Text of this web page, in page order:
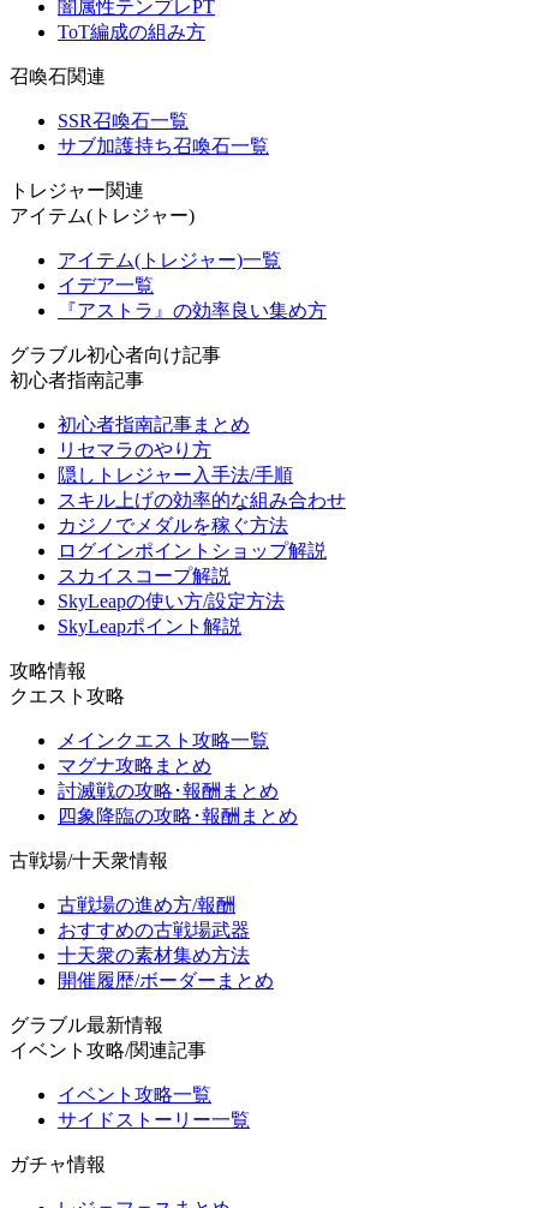
闇属性テンプレPT
ToT編成の組み方
召喚石関連
SSR召喚石一覧
サブ加護持ち召喚石一覧
トレジャー関連
アイテム(トレジャー)
アイテム(トレジャー)一覧
イデア一覧
『アストラ』の効率良い集め方
グラブル初心者向け記事
初心者指南記事
初心者指南記事まとめ
リセマラのやり方
隠しトレジャー入手法/手順
スキル上げの効率的な組み合わせ
カジノでメダルを稼ぐ方法
ログインポイントショップ解説
スカイスコープ解説
SkyLeapの使い方/設定方法
SkyLeapポイント解説
攻略情報
クエスト攻略
メインクエスト攻略一覧
マグナ攻略まとめ
討滅戦の攻略･報酬まとめ
四象降臨の攻略･報酬まとめ
古戦場/十天衆情報
古戦場の進め方/報酬
おすすめの古戦場武器
十天衆の素材集め方法
開催履歴/ボーダーまとめ
グラブル最新情報
イベント攻略/関連記事
イベント攻略一覧
サイドストーリー一覧
ガチャ情報